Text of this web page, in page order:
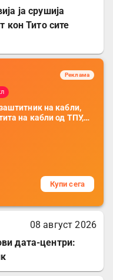
ја срушија
кон Тито сите
Реклама
на кабли,
на кабли од ТПУ,
на кабли, без
телефони, комплет
Купи сега
08 август 2026
дата-центри: